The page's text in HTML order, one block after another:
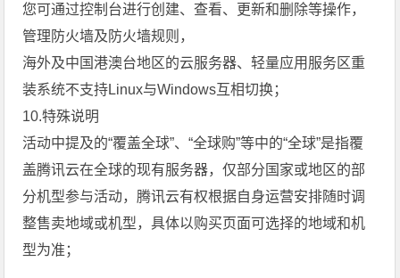
您可通过控制台进行创建、查看、更新和删除等操作，
管理防火墙及防火墙规则，
海外及中国港澳台地区的云服务器、轻量应用服务区重
装系统不支持Linux与Windows互相切换；
10.特殊说明
活动中提及的“覆盖全球”、“全球购”等中的“全球”是指覆
盖腾讯云在全球的现有服务器，仅部分国家或地区的部
分机型参与活动，腾讯云有权根据自身运营安排随时调
整售卖地域或机型，具体以购买页面可选择的地域和机
型为准；